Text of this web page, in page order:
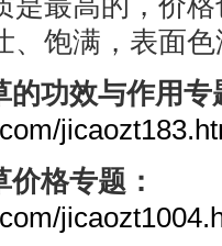
、饱满，表面
的功效与作用专
格专题：